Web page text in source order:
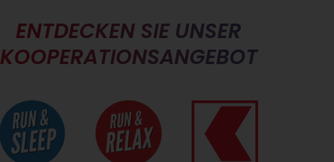
ENTDECKEN SIE UNSER
KOOPERATIONSANGEBOT